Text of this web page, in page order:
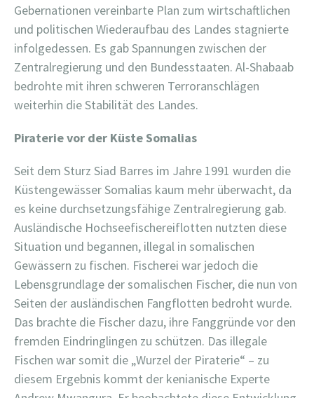
Gebernationen vereinbarte Plan zum wirtschaftlichen
und politischen Wiederaufbau des Landes stagnierte
infolgedessen. Es gab Spannungen zwischen der
Zentralregierung und den Bundesstaaten. Al-Shabaab
bedrohte mit ihren schweren Terroranschlägen
weiterhin die Stabilität des Landes.
Piraterie vor der Küste Somalias
Seit dem Sturz Siad Barres im Jahre 1991 wurden die
Küstengewässer Somalias kaum mehr überwacht, da
es keine durchsetzungsfähige Zentralregierung gab.
Ausländische Hochseefischereiflotten nutzten diese
Situation und begannen, illegal in somalischen
Gewässern zu fischen. Fischerei war jedoch die
Lebensgrundlage der somalischen Fischer, die nun von
Seiten der ausländischen Fangflotten bedroht wurde.
Das brachte die Fischer dazu, ihre Fanggründe vor den
fremden Eindringlingen zu schützen. Das illegale
Fischen war somit die „Wurzel der Piraterie“ – zu
diesem Ergebnis kommt der kenianische Experte